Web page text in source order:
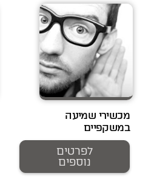
מכשירי שמיעה
במשקפיים
לפרטים
נוספים